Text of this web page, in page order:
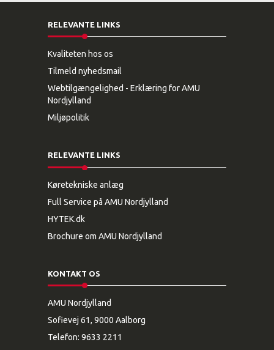
RELEVANTE LINKS
Kvaliteten hos os
Tilmeld nyhedsmail
Webtilgængelighed - Erklæring for AMU
Nordjylland
Miljøpolitik
RELEVANTE LINKS
Køretekniske anlæg
Full Service på AMU Nordjylland
HYTEK.dk
Brochure om AMU Nordjylland
KONTAKT OS
AMU Nordjylland
Sofievej 61, 9000 Aalborg
Telefon: 9633 2211